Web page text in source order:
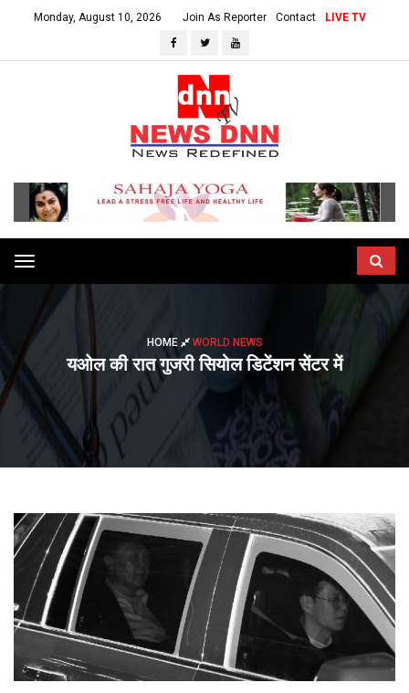
Monday, August 10, 2026 Join As Reporter Contact LIVE TV
Toggle
navigation
HOME WORLD NEWS
यओल की रात गुजरी सियोल डिटेंशन सेंटर में